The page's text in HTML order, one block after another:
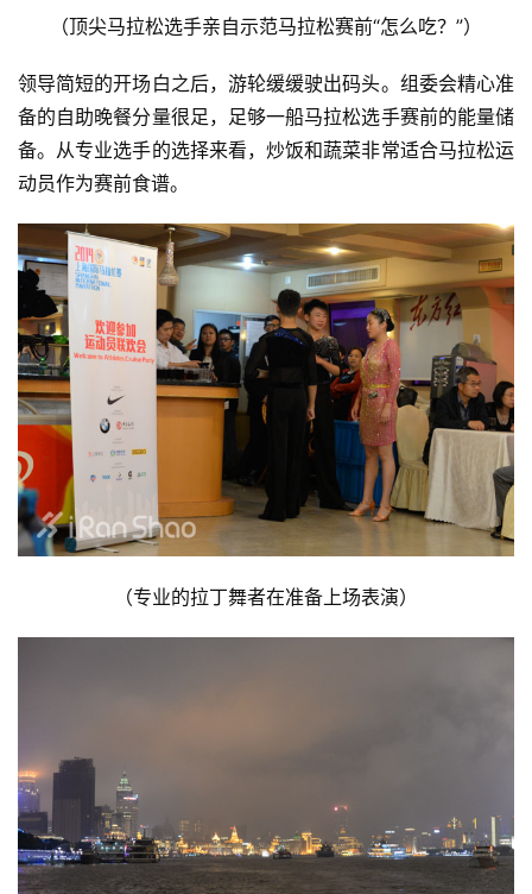
（顶尖马拉松选手亲自示范马拉松赛前“怎么吃？”）
领导简短的开场白之后，游轮缓缓驶出码头。组委会精心准
备的自助晚餐分量很足，足够一船马拉松选手赛前的能量储
备。从专业选手的选择来看，炒饭和蔬菜非常适合马拉松运
动员作为赛前食谱。
（专业的拉丁舞者在准备上场表演）